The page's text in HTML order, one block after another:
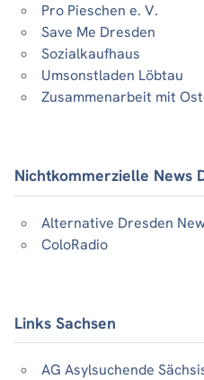
Pro Pieschen e. V.
Save Me Dresden
Sozialkaufhaus
Umsonstladen Löbtau
Zusammenarbeit mit
Nichtkommerzielle News
Alternative Dresden
ColoRadio
Links Sachsen
AG Asylsuchende